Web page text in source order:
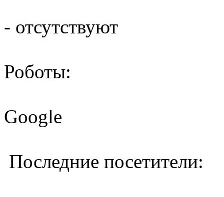
- отсутствуют
Роботы:
Google
Последние посетители: